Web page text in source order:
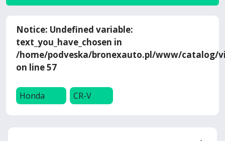
Notice: Undefined variable:
text_you_have_chosen in
/home/podveska/bronexauto.pl/www/catalog/
on line57
Honda CR-V